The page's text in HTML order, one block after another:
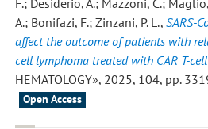
F.; Desiderio, A.; Mazzoni, C.;
A.; Bonifazi, F.; Zinzani, P. L., SARS-
affect the outcome of patients with
cell lymphoma treated with CAR T-
HEMATOLOGY», 2025, 104, pp.
Open Access